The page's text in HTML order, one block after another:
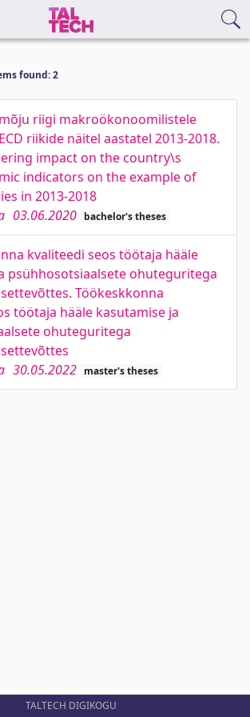
found: 2
riigi makroökonoomilistele
riikide näitel aastatel 2013-2018.
impact on the country\s
indicators on the example of
in 2013-2018
03.06.2020 bachelor's theses
kvaliteedi seos töötaja hääle
psühhosotsiaalsete ohuteguritega
Töökeskkonna
töötaja hääle kasutamise ja
ohuteguritega
30.05.2022 master's theses
TALTECH DIGIKOGU